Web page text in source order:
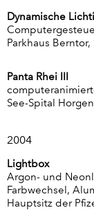
Dynamische
Parkhaus
Panta Rhei III
See-Spital
2004
Lightbox
Argon- und
Farbwechsel,
Hauptsitz der